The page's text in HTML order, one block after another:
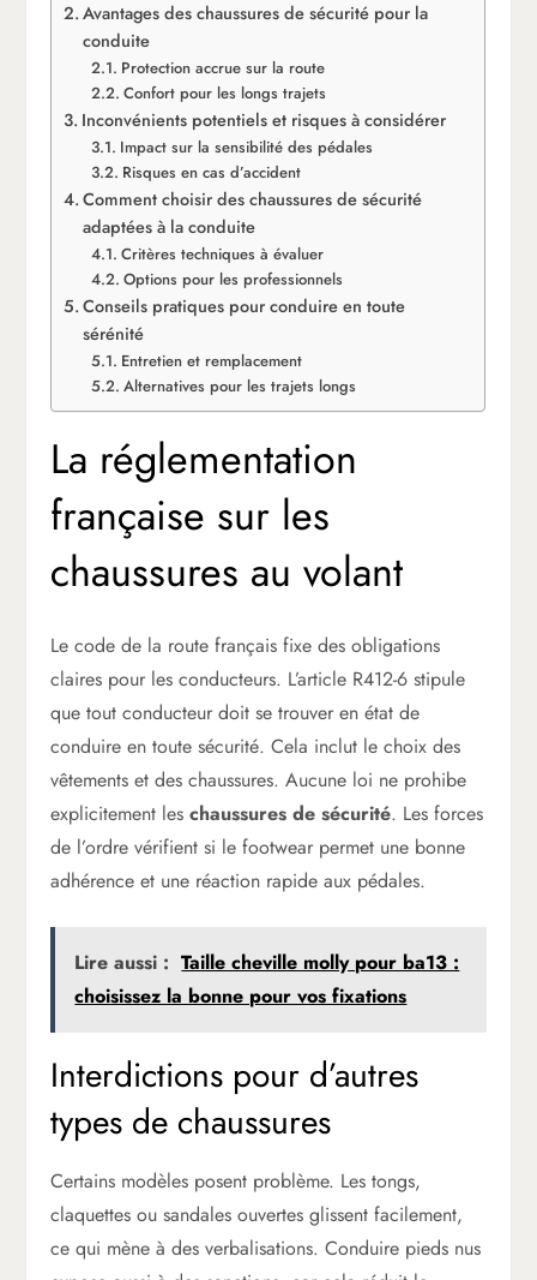
Avantages des chaussures de sécurité pour la
conduite
Protection accrue sur la route
Confort pour les longs trajets
Inconvénients potentiels et risques à considérer
Impact sur la sensibilité des pédales
Risques en cas d’accident
Comment choisir des chaussures de sécurité
adaptées à la conduite
Critères techniques à évaluer
Options pour les professionnels
Conseils pratiques pour conduire en toute
sérénité
Entretien et remplacement
Alternatives pour les trajets longs
La réglementation
française sur les
chaussures au volant
Le code de la route français fixe des obligations
claires pour les conducteurs. L’article R412-6 stipule
que tout conducteur doit se trouver en état de
conduire en toute sécurité. Cela inclut le choix des
vêtements et des chaussures. Aucune loi ne prohibe
explicitement leschaussures de sécurité. Les forces
de l’ordre vérifient si le footwear permet une bonne
adhérence et une réaction rapide aux pédales.
Lire aussi : Taille cheville molly pour ba13 :
choisissez la bonne pour vos fixations
Interdictions pour d’autres
types de chaussures
Certains modèles posent problème. Les tongs,
claquettes ou sandales ouvertes glissent facilement,
ce qui mène à des verbalisations. Conduire pieds nus